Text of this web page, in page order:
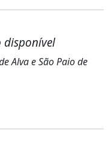
disponível
Alva e São Paio de